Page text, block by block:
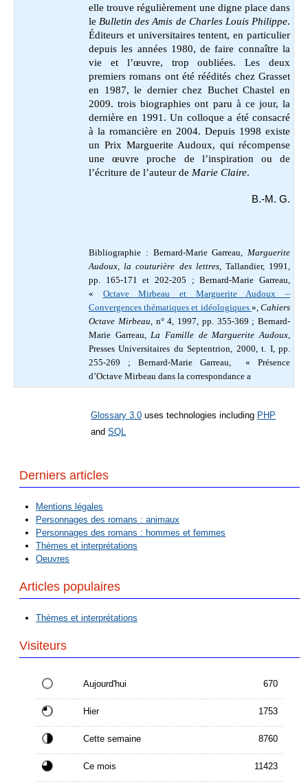
elle trouve régulièrement une digne place dans
le Bulletin des Amis de Charles Louis Philippe.
Éditeurs et universitaires tentent, en particulier
depuis les années 1980, de faire connaître la
vie et l’œuvre, trop oubliées. Les deux
premiers romans ont été réédités chez Grasset
en 1987, le dernier chez Buchet Chastel en
2009. trois biographies ont paru à ce jour, la
dernière en 1991. Un colloque a été consacré
à la romancière en 2004. Depuis 1998 existe
un Prix Marguerite Audoux, qui récompense
une œuvre proche de l’inspiration ou de
l’écriture de l’auteur de Marie Claire.
B.-M. G.
Bibliographie : Bernard-Marie Garreau, Marguerite
Audoux, la couturière des lettres, Tallandier, 1991,
pp. 165-171 et 202-205 ; Bernard-Marie Garreau,
« Octave Mirbeau et Marguerite Audoux –
Convergences thématiques et idéologiques »,Cahiers
Octave Mirbeau , n° 4, 1997, pp. 355-369 ; Bernard-
Marie Garreau, La Famille de Marguerite Audoux
Presses Universitaires du Septentrion, 2000, t. I, pp.
255-269 ; Bernard-Marie Garreau, « Présence
d’Octave Mirbeau dans la correspondance a
Glossary 3.0 uses technologies including PHP
and SQL
Derniers articles
Mentions légales
Personnages des romans : animaux
Personnages des romans : hommes et femmes
Thèmes et interprétations
Oeuvres
Articles populaires
Thèmes et interprétations
Visiteurs
Aujourd'hui 670
Hier 1753
Cette semaine 8760
Ce mois 11423